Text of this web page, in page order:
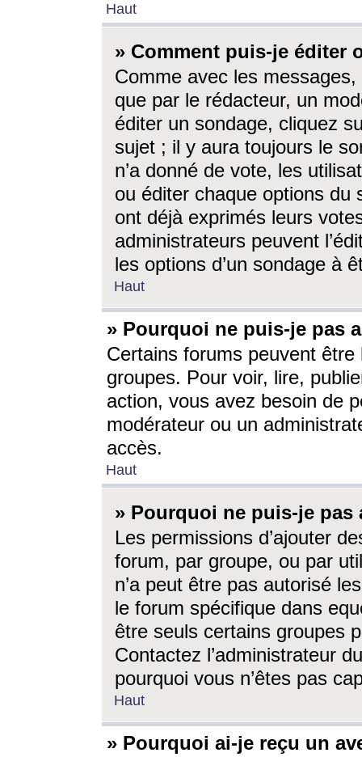
Haut
» Comment puis-je éditer
Comme avec les
que par le rédacteur, un
éditer un sondage, cliquez
sujet ; il y aura toujours le
n’a donné de vote, les
ou éditer chaque options du
ont déjà exprimés leurs
administrateurs peuvent
les options d’un sondage à
Haut
» Pourquoi ne puis-je pas
Certains forums peuvent être
groupes. Pour voir, lire,
action, vous avez besoin de
modérateur ou un
accès.
Haut
» Pourquoi ne puis-je
Les permissions d’ajouter
forum, par groupe, ou par
n’a peut être pas autorisé
le forum spécifique dans
être seuls certains groupes
Contactez l’administrateur
pourquoi vous n’êtes pas
Haut
» Pourquoi ai-je reçu un